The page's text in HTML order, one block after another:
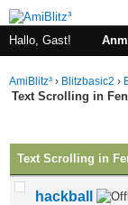
Hallo, Gast!
AmiBlitz³ › Blitzbasic2 ›
Text Scrolling in
Text Scrolling in
hackball